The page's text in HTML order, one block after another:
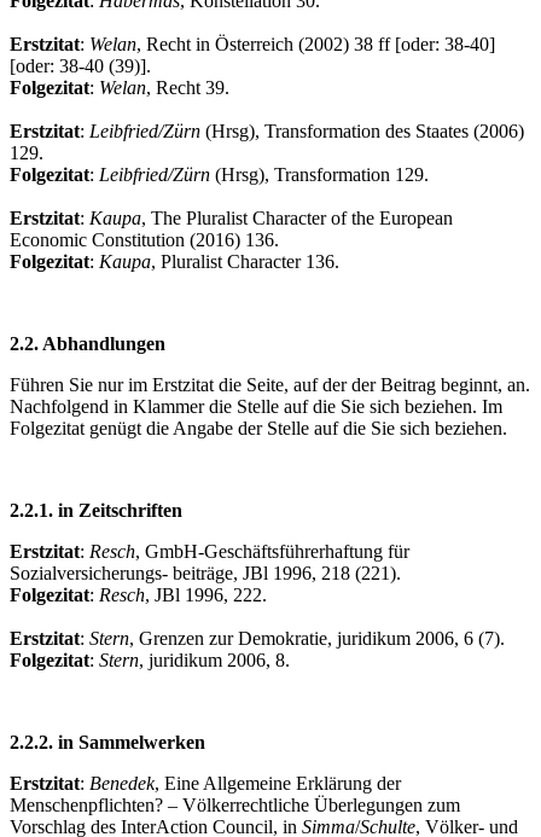
Erstzitat: Welan, Recht in Österreich (2002) 38 ff [oder: 38-40]
[oder: 38-40 (39)].
Folgezitat: Welan, Recht 39.
Erstzitat: Leibfried/Zürn (Hrsg), Transformation des Staates (2006)
129.
Folgezitat: Leibfried/Zürn (Hrsg), Transformation 129.
Erstzitat: Kaupa, The Pluralist Character of the European
Economic Constitution (2016) 136.
Folgezitat: Kaupa, Pluralist Character 136.
2.2. Abhandlungen
Führen Sie nur im Erstzitat die Seite, auf der der Beitrag beginnt, an.
Nachfolgend in Klammer die Stelle auf die Sie sich beziehen. Im
Folgezitat genügt die Angabe der Stelle auf die Sie sich beziehen.
2.2.1. in Zeitschriften
Erstzitat: Resch, GmbH-Geschäftsführerhaftung für
Sozialversicherungs- beiträge, JBl 1996, 218 (221).
Folgezitat: Resch, JBl 1996, 222.
Erstzitat: Stern, Grenzen zur Demokratie, juridikum 2006, 6 (7).
Folgezitat: Stern, juridikum 2006, 8.
2.2.2. in Sammelwerken
Erstzitat: Benedek, Eine Allgemeine Erklärung der
Menschenpflichten? – Völkerrechtliche Überlegungen zum
Vorschlag des InterAction Council, in Simma/Schulte, Völker- und